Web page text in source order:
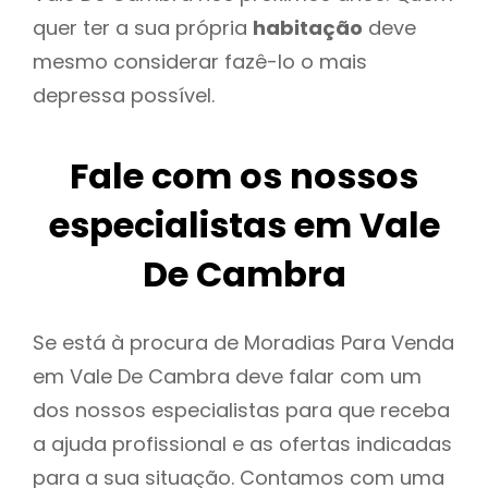
quer ter a sua própria habitação deve
mesmo considerar fazê-lo o mais
depressa possível.
Fale com os nossos
especialistas em Vale
De Cambra
Se está à procura de Moradias Para Venda
em Vale De Cambra deve falar com um
dos nossos especialistas para que receba
a ajuda profissional e as ofertas indicadas
para a sua situação. Contamos com uma